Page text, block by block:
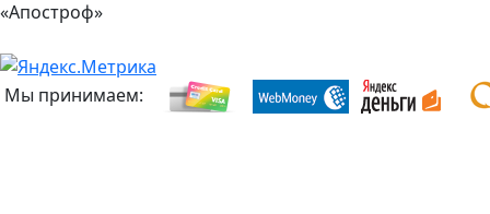
«Апостроф»
Мы принимаем: